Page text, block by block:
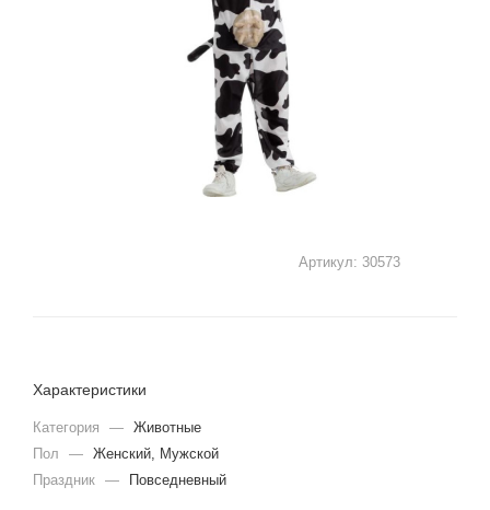
Артикул: 30573
Характеристики
Категория — Животные
Пол
— Женский, Мужской
Праздник — Повседневный